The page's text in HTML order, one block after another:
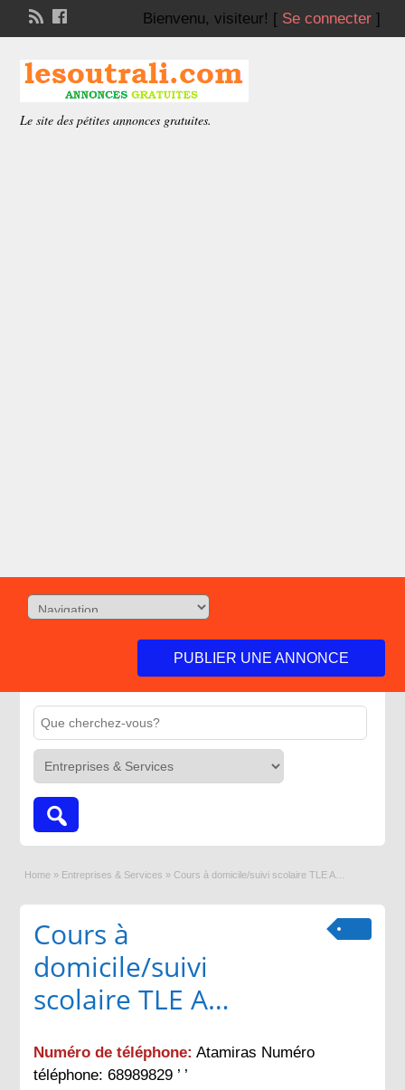
Bienvenu, visiteur! [ Se connecter]
Le site des pétites annonces gratuites.
PUBLIER UNE ANNONCE
Home » Entreprises & Services » Cours à domicile/suivi scolaire TLE A…
Cours à
domicile/suivi
scolaire TLE A…
Numéro de téléphone: Atamiras Numéro
téléphone: 68989829 ’ ’